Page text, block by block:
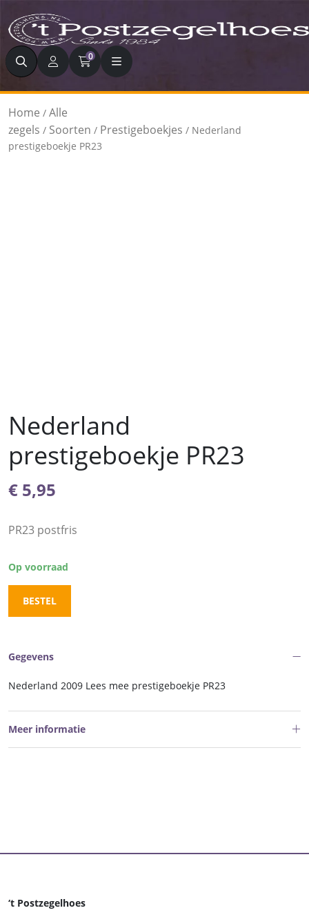
Zoeken 0
Home / Alle
zegels / Soorten / Prestigeboekjes / Nederland
prestigeboekje PR23
Nederland
prestigeboekje PR23
€ 5,95
PR23 postfris
Op voorraad
BESTEL
Gegevens
Nederland 2009 Lees mee prestigeboekje PR23
Meer informatie
‘t Postzegelhoes